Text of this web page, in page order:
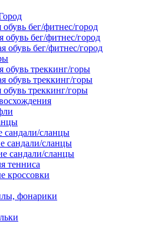
обувь бег/фитнес/город
обувь бег/фитнес/город
обувь бег/фитнес/город
обувь треккинг/горы
обувь треккинг/горы
обувь треккинг/горы
сандали/сланцы
сандали/сланцы
сандали/сланцы
тенниса
кроссовки
фонарики